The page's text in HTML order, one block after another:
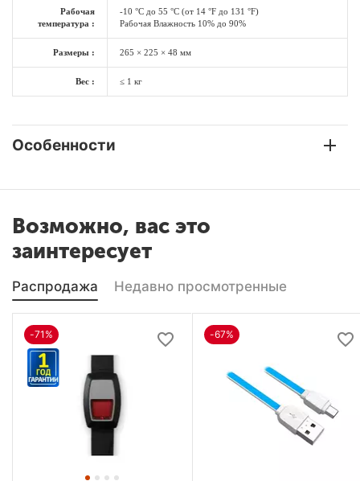
Рабочая
температура :
-10 °C до 55 °C (от 14 °F до 131 °F)
Рабочая Влажность 10% до 90%
Размеры : 265 × 225 × 48 мм
Вес : ≤ 1 кг
Особенности
Возможно, вас это
заинтересует
Распродажа Недавно просмотренные
-71% -67%